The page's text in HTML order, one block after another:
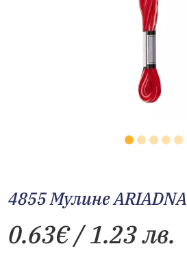
4855 Мулине АRIADNA
0.63€/ 1.23 лв.